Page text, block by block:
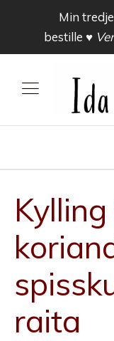
raita
Min
bestille ♥